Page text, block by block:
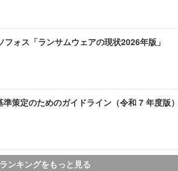
ォス「ランサムウェアの現状2026年版」
策定のためのガイドライン（令和 7 年度版
ランキングをもっと見る